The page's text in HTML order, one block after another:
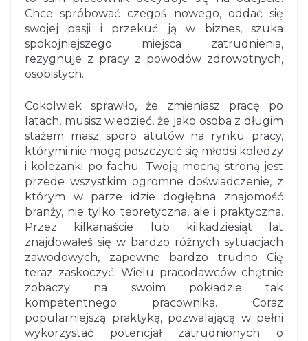
Chce spróbować czegoś nowego, oddać się
swojej pasji i przekuć ją w biznes, szuka
spokojniejszego miejsca zatrudnienia,
rezygnuje z pracy z powodów zdrowotnych,
osobistych.
Cokolwiek sprawiło, że zmieniasz pracę po
latach, musisz wiedzieć, że jako osoba z długim
stażem masz sporo atutów na rynku pracy,
którymi nie mogą poszczycić się młodsi koledzy
i koleżanki po fachu. Twoją mocną stroną jest
przede wszystkim ogromne doświadczenie, z
którym w parze idzie dogłębna znajomość
branży, nie tylko teoretyczna, ale i praktyczna.
Przez kilkanaście lub kilkadziesiąt lat
znajdowałeś się w bardzo różnych sytuacjach
zawodowych, zapewne bardzo trudno Cię
teraz zaskoczyć. Wielu pracodawców chętnie
zobaczy na swoim pokładzie tak
kompetentnego pracownika. Coraz
popularniejszą praktyką, pozwalającą w pełni
wykorzystać potencjał zatrudnionych o